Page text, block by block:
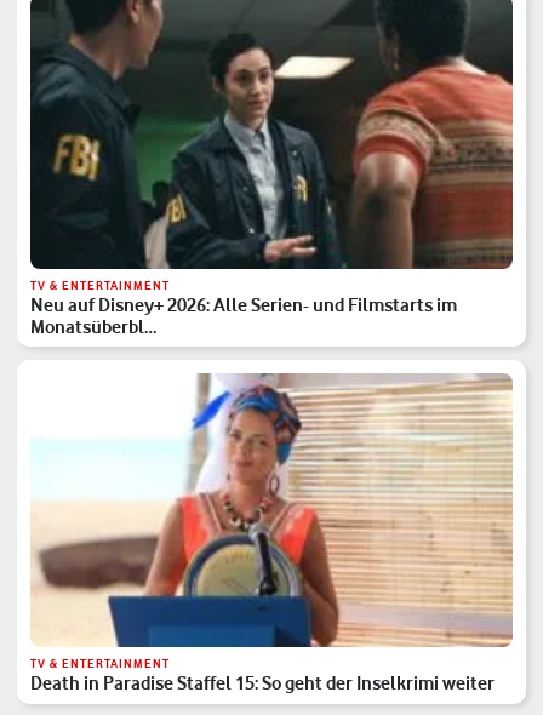
TV & ENTERTAINMENT
Neu auf Disney+ 2026: Alle Serien- und Filmstarts im
Monatsüberbl…
TV & ENTERTAINMENT
Death in Paradise Staffel 15: So geht der Inselkrimi weiter